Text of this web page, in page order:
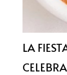
LA